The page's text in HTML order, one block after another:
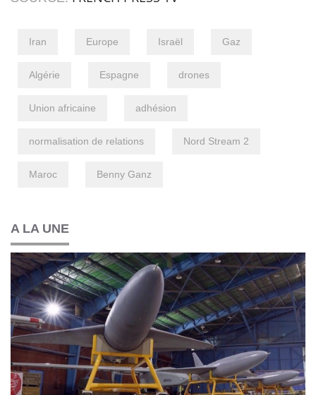
Iran Europe Israël Gaz
Algérie Espagne drones
Union africaine adhésion
normalisation de relations Nord Stream 2
Maroc Benny Ganz
A LA UNE